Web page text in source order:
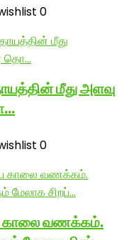
0
மீது அளவு
0
காலை வணக்கம்.